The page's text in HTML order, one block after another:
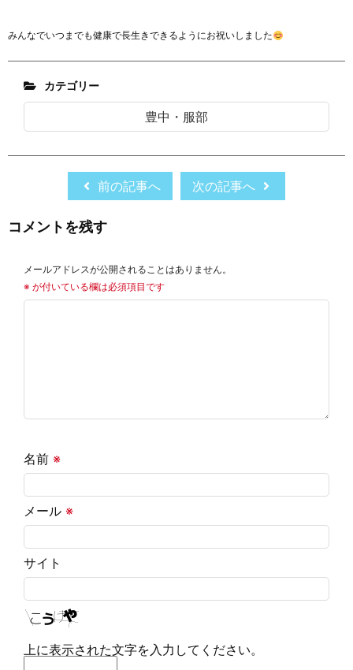
みんなでいつまでも健康で長生きできるようにお祝いしました
カテゴリー
豊中・服部
前の記事へ 次の記事へ
コメントを残す
メールアドレスが公開されることはありません。
※ が付いている欄は必須項目です
名前 ※
メール ※
サイト
上に表示された文字を入力してください。